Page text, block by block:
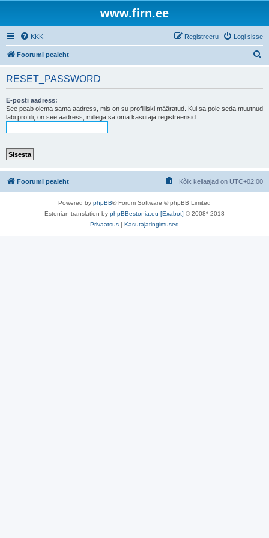
www.firn.ee
KKK Logi sisse
Registreeru
Foorumi pealeht
RESET_PASSWORD
E-posti aadress:
See peab olema sama aadress, mis on su profiiliski määratud. Kui sa pole seda muutnud
läbi profiili, on see aadress, millega sa oma kasutaja registreerisid.
Foorumi pealeht Kõik kellaajad on UTC+02:00
Powered by phpBB® Forum Software © phpBB Limited
Estonian translation by phpBBestonia.eu [Exabot] © 2008*-2018
Privaatsus | Kasutajatingimused